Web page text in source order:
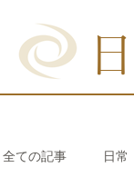
全ての記事 日常